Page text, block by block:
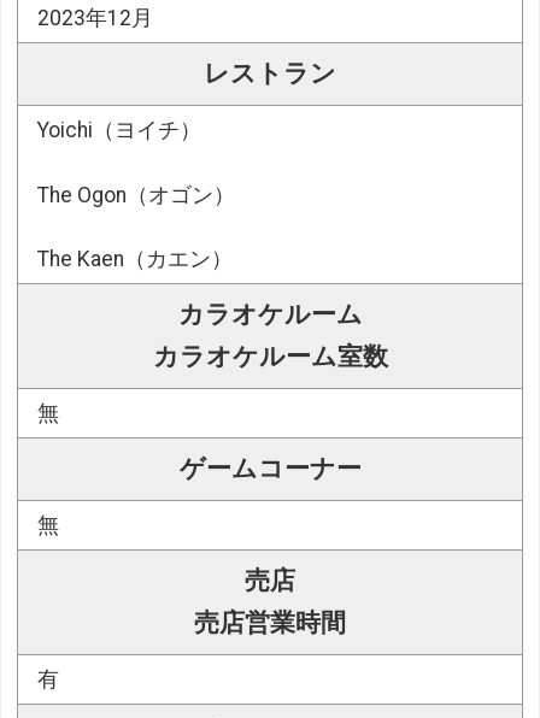
2023年12月
レストラン
Yoichi（ヨイチ）
The Ogon（オゴン）
The Kaen（カエン）
カラオケルーム
カラオケルーム室数
無
ゲームコーナー
無
売店
売店営業時間
有